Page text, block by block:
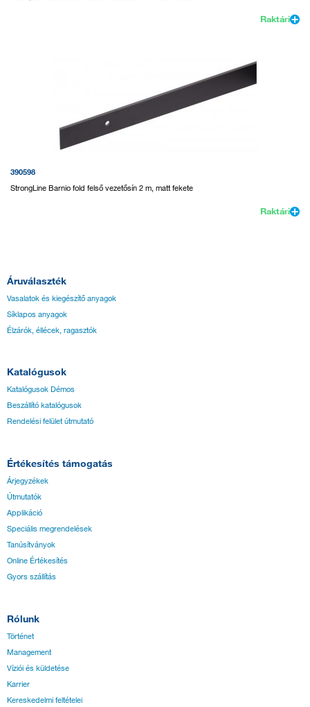
Raktári
390598
StrongLine Barnio fold felső vezetősín 2 m, matt fekete
Raktári
Áruválaszték
Vasalatok és kiegészítő anyagok
Síklapos anyagok
Élzárók, éllécek, ragasztók
Katalógusok
Katalógusok Démos
Beszállító katalógusok
Rendelési felület útmutató
Értékesítés támogatás
Árjegyzékek
Útmutatók
Applikáció
Speciális megrendelések
Tanúsítványok
Online Értékesítés
Gyors szállítás
Rólunk
Történet
Management
Víziói és küldetése
Karrier
Kereskedelmi feltételei